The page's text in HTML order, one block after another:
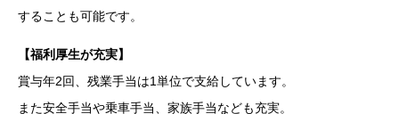
することも可能です。
【福利厚生が充実】
賞与年2回、残業手当は1単位で支給しています。
また安全手当や乗車手当、家族手当なども充実。